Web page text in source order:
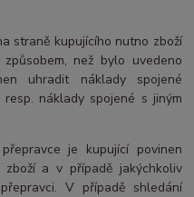
kupujícího nutno zboží
než bylo uvedeno
uhradit náklady spojené
resp. náklady spojené s jiným
je kupující povinen
a v případě jakýchkoliv
V případě shledání